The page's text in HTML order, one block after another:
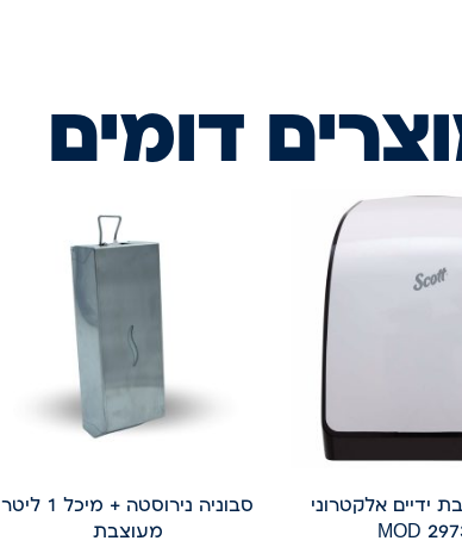
דומים
ידיים אלקטרוני
MOD
סבוניה נירוסטה + מיכל 1 ליטר
מעוצבת